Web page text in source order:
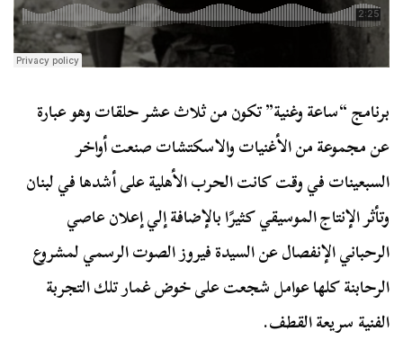
برنامج “ساعة وغنية” تكون من ثلاث عشر حلقات وهو عبارة
عن مجموعة من الأغنيات والاسكتشات صنعت أواخر
السبعينات في وقت كانت الحرب الأهلية على أشدها في لبنان
وتأثر الإنتاج الموسيقي كثيرًا بالإضافة إلي إعلان عاصي
الرحباني الإنفصال عن السيدة فيروز الصوت الرسمي لمشروع
الرحابنة كلها عوامل شجعت على خوض غمار تلك التجربة
الفنية سريعة القطف.